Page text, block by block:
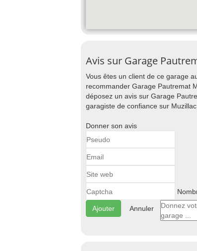
Avis sur Garage
Vous êtes un client de ce garage
recommander Garage Pautremat
déposez un avis sur Garage
garagiste de confiance sur
Donner son avis
Annuler